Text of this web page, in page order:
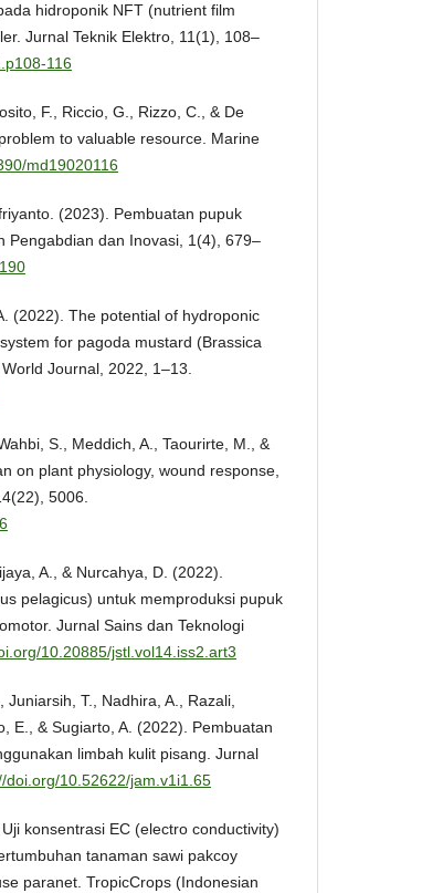
hidroponik NFT (nutrient film
Jurnal Teknik Elektro, 11(1), 108–
116
F., Riccio, G., Rizzo, C., & De
to valuable resource. Marine
md19020116
(2023). Pembuatan pupuk
Pengabdian dan Inovasi, 1(4), 679–
(2022). The potential of hydroponic
for pagoda mustard (Brassica
Journal, 2022, 1–13.
S., Meddich, A., Taourirte, M., &
on plant physiology, wound response,
5006.
A., & Nurcahya, D. (2022).
pelagicus) untuk memproduksi pupuk
Jurnal Sains dan Teknologi
10.20885/jstl.vol14.iss2.art3
Juniarsih, T., Nadhira, A., Razali,
E., & Sugiarto, A. (2022). Pembuatan
limbah kulit pisang. Jurnal
doi.org/10.52622/jam.v1i1.65
konsentrasi EC (electro conductivity)
tanaman sawi pakcoy
paranet. TropicCrops (Indonesian